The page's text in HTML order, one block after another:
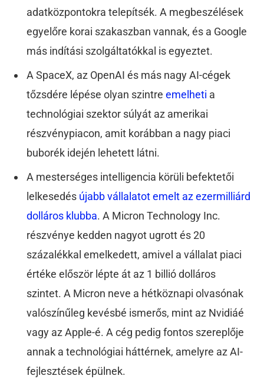
adatközpontokra telepítsék. A megbeszélések
egyelőre korai szakaszban vannak, és a Google
más indítási szolgáltatókkal is egyeztet.
A SpaceX, az OpenAI és más nagy AI-cégek
tőzsdére lépése olyan szintre emelheti a
technológiai szektor súlyát az amerikai
részvénypiacon, amit korábban a nagy piaci
buborék idején lehetett látni.
A mesterséges intelligencia körüli befektetői
lelkesedés újabb vállalatot emelt az ezermilliárd
dolláros klubba. A Micron Technology Inc.
részvénye kedden nagyot ugrott és 20
százalékkal emelkedett, amivel a vállalat piaci
értéke először lépte át az 1 billió dolláros
szintet. A Micron neve a hétköznapi olvasónak
valószínűleg kevésbé ismerős, mint az Nvidiáé
vagy az Apple-é. A cég pedig fontos szereplője
annak a technológiai háttérnek, amelyre az AI-
fejlesztések épülnek.